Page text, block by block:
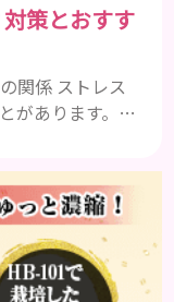
策とおすす
関係 ストレス
があります。頭
神経が優位に
増えて炎症が起
になり栄養が行
の健康に大切
状態は、アトピ